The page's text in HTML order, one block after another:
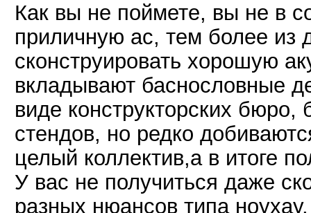
Как вы не поймете, вы не в
приличную ас, тем более
сконструировать хорошую
вкладывают баснословные
виде конструкторских
стендов, но редко
целый коллектив,а в итоге
У вас не получиться даже
разных нюансов типа